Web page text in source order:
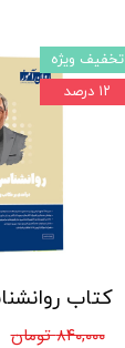
۸۴۰,۰۰۰ تومان
تخفیف ویژه
۱۲ درصد